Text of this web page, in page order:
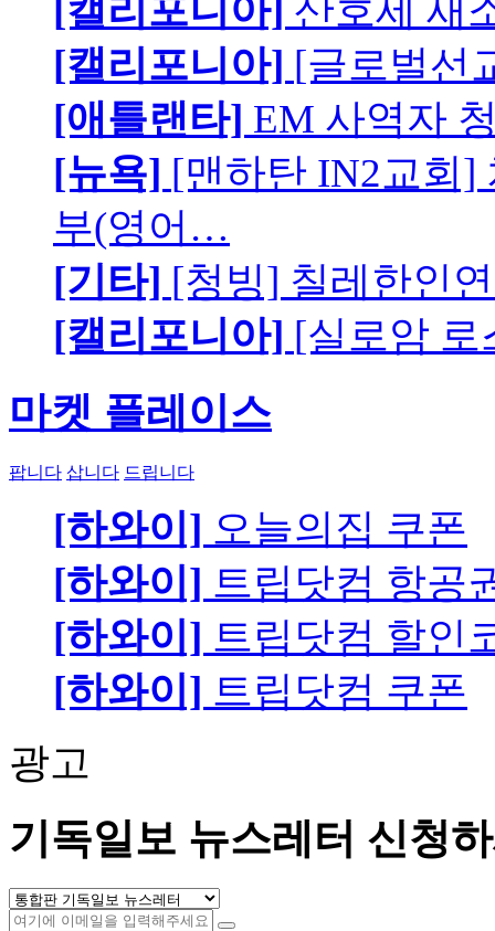
[캘리포니아] 산호세 새
[캘리포니아] [글로벌선
[애틀랜타] EM 사역자
[뉴욕] [맨하탄 IN2교회]
부(영어…
[기타] [청빙] 칠레한인
[캘리포니아] [실로암 로
마켓 플레이스
팝니다 삽니다 드립니다
[하와이] 오늘의집 쿠폰
[하와이] 트립닷컴 항공
[하와이] 트립닷컴 할인
[하와이] 트립닷컴 쿠폰
광고
기독일보 뉴스레터 신청